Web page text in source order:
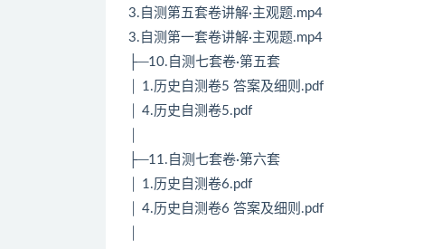
3.自测第五套卷讲解·主观题.mp4
3.自测第一套卷讲解·主观题.mp4
├─10.自测七套卷·第五套
│ 1.历史自测卷5 答案及细则.pdf
│ 4.历史自测卷5.pdf
├─11.自测七套卷·第六套
│ 1.历史自测卷6.pdf
│ 4.历史自测卷6 答案及细则.pdf